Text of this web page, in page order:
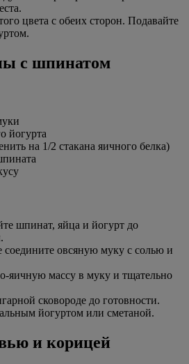
цвета с обеих сторон. Подавайте
с шпинатом
йогурта
на 1/2 стакана яичного белка)
шпинат, яйца и йогурт до
соедините овсяную муку с солью и
яичную массу в муку и тщательно
сковороде до готовности.
йогуртом или сметаной.
и корицей